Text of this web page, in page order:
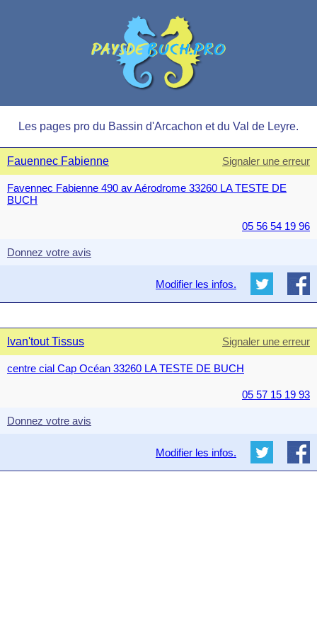
Les pages pro du Bassin d'Arcachon et du Val de Leyre.
Fauennec Fabienne Signaler une erreur
Favennec Fabienne 490 av Aérodrome 33260 LA TESTE DE
BUCH
05 56 54 19 96
Donnez votre avis
Modifier les infos.
Ivan'tout Tissus Signaler une erreur
centre cial Cap Océan 33260 LA TESTE DE BUCH
05 57 15 19 93
Donnez votre avis
Modifier les infos.